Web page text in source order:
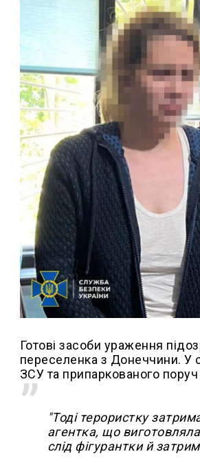
Готові засоби ураження
переселенка з Донеччини. У
ЗСУ та припаркованого
"Тоді терористку
агентка, що
слід фігурантки й